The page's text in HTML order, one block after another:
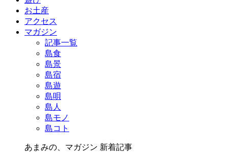
お土産
アクセス
マガジン
記事一覧
島食
島景
島宿
島遊
島唄
島人
島モノ
島コト
あまみの、マガジン 新着記事